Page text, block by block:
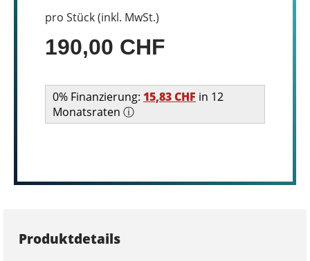
pro Stück (inkl. MwSt.)
190,00 CHF
0% Finanzierung: 15,83 CHF in 12
Monatsraten ⓘ
Produktdetails